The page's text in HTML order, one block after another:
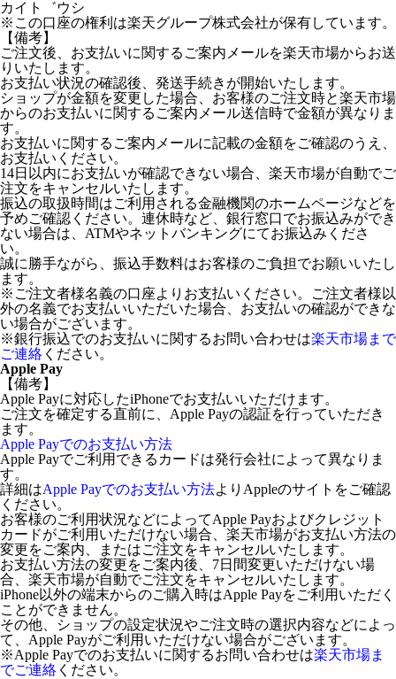
カイト゛ウシ
※この口座の権利は楽天グループ株式会社が保有しています。
【備考】
ご注文後、お支払いに関するご案内メールを楽天市場からお送
りいたします。
お支払い状況の確認後、発送手続きが開始いたします。
ショップが金額を変更した場合、お客様のご注文時と楽天市場
からのお支払いに関するご案内メール送信時で金額が異なりま
す。
お支払いに関するご案内メールに記載の金額をご確認のうえ、
お支払いください。
14日以内にお支払いが確認できない場合、楽天市場が自動でご
注文をキャンセルいたします。
振込の取扱時間はご利用される金融機関のホームページなどを
予めご確認ください。連休時など、銀行窓口でお振込みができ
ない場合は、ATMやネットバンキングにてお振込みくださ
い。
誠に勝手ながら、振込手数料はお客様のご負担でお願いいたし
ます。
※ご注文者様名義の口座よりお支払いください。ご注文者様以
外の名義でお支払いいただいた場合、お支払いの確認ができな
い場合がございます。
※銀行振込でのお支払いに関するお問い合わせは楽天市場まで
ご連絡 ください。
Apple Pay
【備考】
Apple Payに対応したiPhoneでお支払いいただけます。
ご注文を確定する直前に、Apple Payの認証を行っていただき
ます。
Apple Payでのお支払い方法
Apple Payでご利用できるカードは発行会社によって異なりま
す。
詳細はApple Payでのお支払い方法よりAppleのサイトをご確認
ください。
お客様のご利用状況などによってApple Payおよびクレジット
カードがご利用いただけない場合、楽天市場がお支払い方法の
変更をご案内、またはご注文をキャンセルいたします。
お支払い方法の変更をご案内後、7日間変更いただけない場
合、楽天市場が自動でご注文をキャンセルいたします。
iPhone以外の端末からのご購入時はApple Payをご利用いただく
ことができません。
その他、ショップの設定状況やご注文時の選択内容などによっ
て、Apple Payがご利用いただけない場合がございます。
※Apple Payでのお支払いに関するお問い合わせは楽天市場ま
でご連絡 ください。